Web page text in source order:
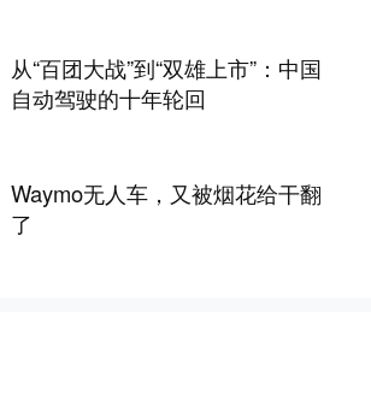
从“百团大战”到“双雄上市”：中国
自动驾驶的十年轮回
Waymo无人车，又被烟花给干翻
了